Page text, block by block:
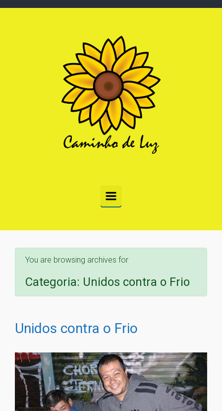
You are browsing archives for
Categoria: Unidos contra o Frio
Unidos contra o Frio